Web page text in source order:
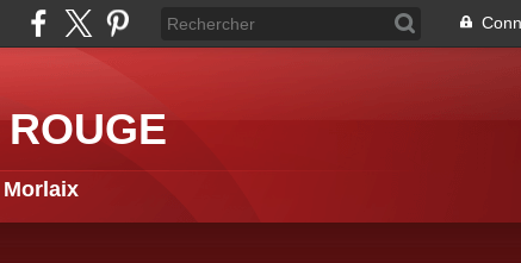
ROUGE
Morlaix